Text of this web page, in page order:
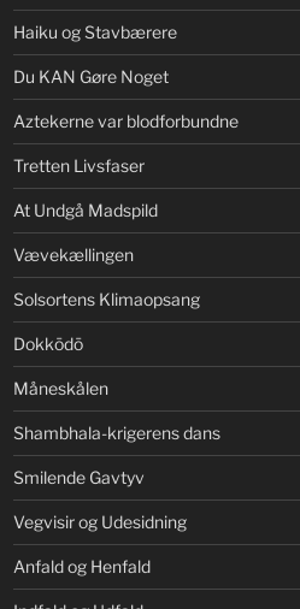
Haiku og Stavbærere
Du KAN Gøre Noget
Aztekerne var blodforbundne
Tretten Livsfaser
At Undgå Madspild
Vævekællingen
Solsortens Klimaopsang
Dokkōdō
Måneskålen
Shambhala-krigerens dans
Smilende Gavtyv
Vegvisir og Udesidning
Anfald og Henfald